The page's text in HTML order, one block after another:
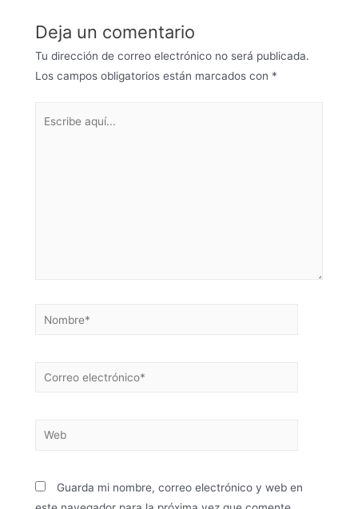
Deja un comentario
Tu dirección de correo electrónico no será publicada.
Los campos obligatorios están marcados con *
Guarda mi nombre, correo electrónico y web en